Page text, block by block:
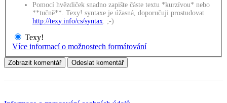
Pomocí hvězdiček snadno zapište částe textu *kurzívou* nebo
**tučně**. Texy! syntaxe je úžasná, doporučuji prostudovat
http://texy.info/cs/syntax . ;-)
Texy!
Více informací o možnostech formátování